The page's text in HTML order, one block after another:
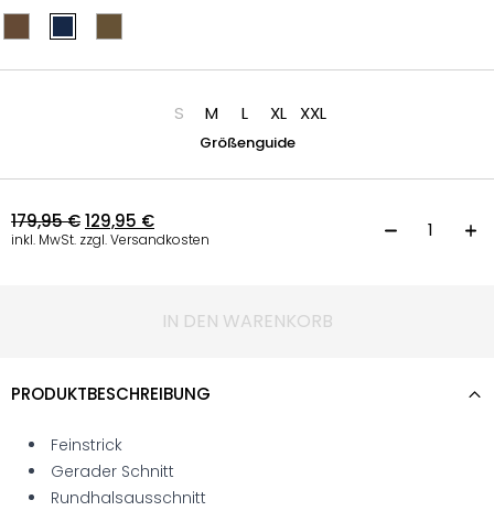
S M L XL XXL
Größenguide
179,95€129,95 €
inkl. MwSt. zzgl. Versandkosten
IN DEN WARENKORB
PRODUKTBESCHREIBUNG
Feinstrick
Gerader Schnitt
Rundhalsausschnitt